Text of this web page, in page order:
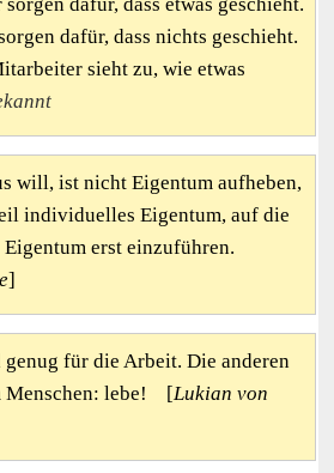
dafür, dass nichts geschieht.
sieht zu, wie etwas
will, ist nicht Eigentum aufheben,
individuelles Eigentum, auf die
erst einzuführen.
]
genug für die Arbeit. Die anderen
Menschen: lebe! [Lukian von